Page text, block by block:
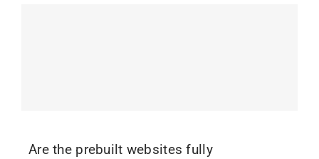
Are the prebuilt websites fully